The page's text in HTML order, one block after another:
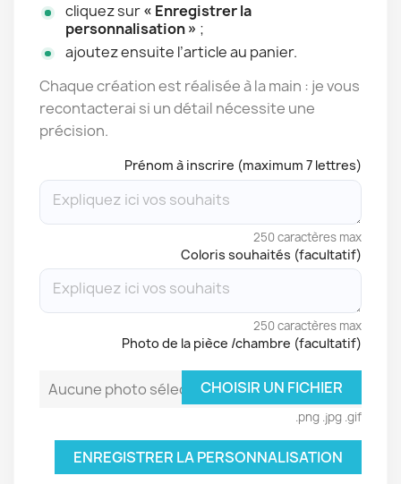
cliquez sur« Enregistrer la
personnalisation » ;
ajoutez ensuite l’article au panier.
Chaque création est réalisée à la main : je vous
recontacterai si un détail nécessite une
précision.
Prénom à inscrire (maximum 7 lettres)
250 caractères max
Coloris souhaités (facultatif)
250 caractères max
Photo de la pièce /chambre (facultatif)
Aucune photo sélectionnéeCHOISIR UN FICHIER
.png .jpg .gif
ENREGISTRER LA PERSONNALISATION